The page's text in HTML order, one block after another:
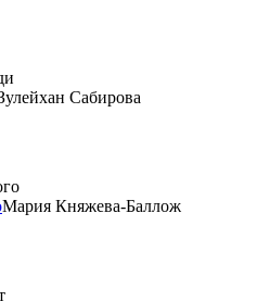
Сабирова
Мария Княжева-Баллож